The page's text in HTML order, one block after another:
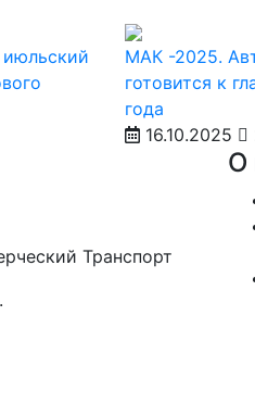
МАК -2025.
готовится к
года
16.10.2025
Транспорт
О